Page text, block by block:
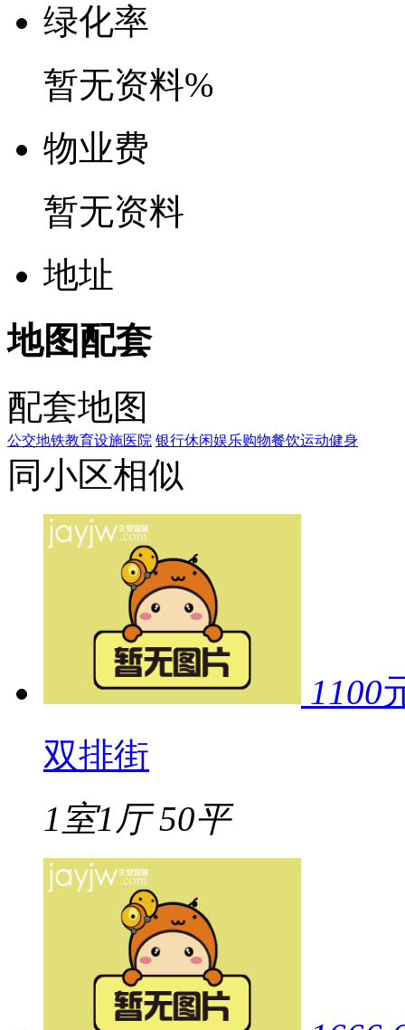
绿化率
暂无资料%
物业费
暂无资料
地址
地图配套
配套地图
公交地铁教育设施医院 银行休闲娱乐购物餐饮运动健身
同小区相似
1100
双排街
1室1厅 50平